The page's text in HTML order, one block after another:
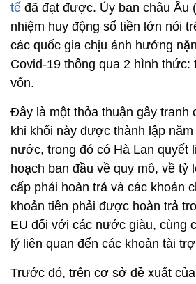
tế đã đạt được. Ủy ban châu Âu
nhiệm huy động số tiền lớn nói
các quốc gia chịu ảnh hưởng
Covid-19 thông qua 2 hình thức:
vốn.
Đây là một thỏa thuận gây tranh
khi khối này được thành lập
nước, trong đó có Hà Lan quyết
hoạch ban đầu về quy mô, về tỷ
cấp phải hoàn trả và các khoản
khoản tiền phải được hoàn trả
EU đối với các nước giàu, cùng
lý liên quan đến các khoản tài
Trước đó, trên cơ sở đề xuất